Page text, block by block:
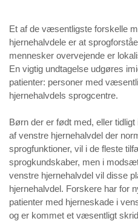
Et af de væsentligste forskelle
hjernehalvdele er at
mennesker overvejende er
En vigtig undtagelse udgøres
patienter: personer med
hjernehalvdels sprogcentre.
Børn der er født med, eller
af venstre hjernehalvdel der
sprogfunktioner, vil i de fleste
sprogkundskaber, men i
venstre hjernehalvdel vil disse
hjernehalvdel. Forskere har for
patienter med hjerneskade i
og er kommet et væsentligt